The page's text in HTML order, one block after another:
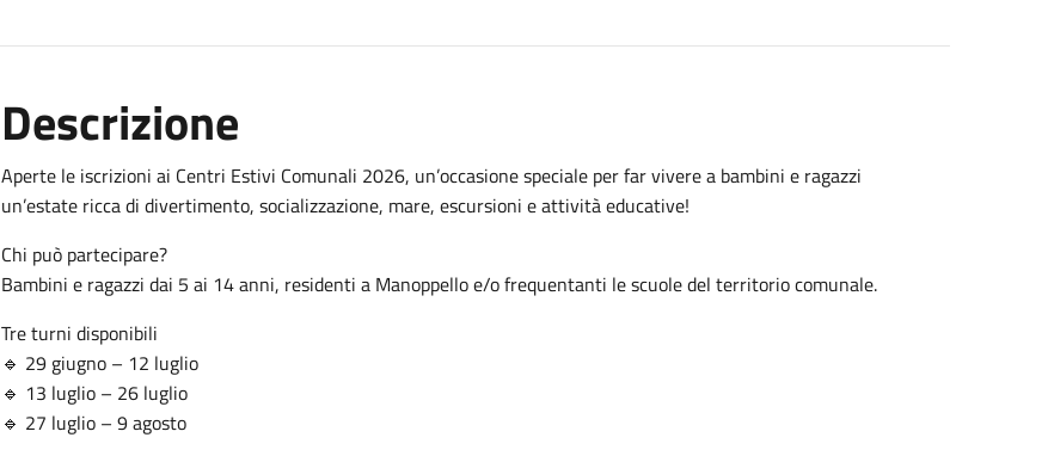
Descrizione
Aperte le iscrizioni ai Centri Estivi Comunali 2026, un’occasione speciale per far vivere a bambini e ragazzi
un’estate ricca di divertimento, socializzazione, mare, escursioni e attività educative!
Chi può partecipare?
Bambini e ragazzi dai 5 ai 14 anni, residenti a Manoppello e/o frequentanti le scuole del territorio comunale.
Tre turni disponibili
🔹 29 giugno – 12 luglio
🔹 13 luglio – 26 luglio
🔹 27 luglio – 9 agosto